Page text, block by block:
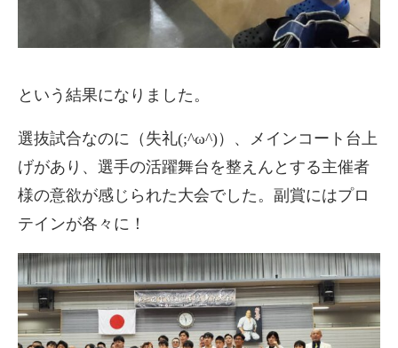
という結果になりました。
選抜試合なのに（失礼(;^ω^)）、メインコート台上
げがあり、選手の活躍舞台を整えんとする主催者
様の意欲が感じられた大会でした。副賞にはプロ
テインが各々に！